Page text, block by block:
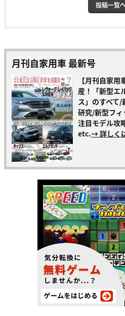
投稿一覧
月刊自家用車 最新号
【月刊自家
産！「新型エ
ス」のすべて
研究/新型フ
注目モデル攻
etc.→ 詳しく